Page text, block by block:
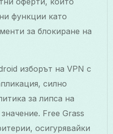
функции като
за блокиране на
изборът на VPN с
силно
за липса на
Free Grass
осигурявайки